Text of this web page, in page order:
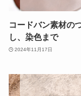
コードバン素材の
し、染色まで
2024年11月17日